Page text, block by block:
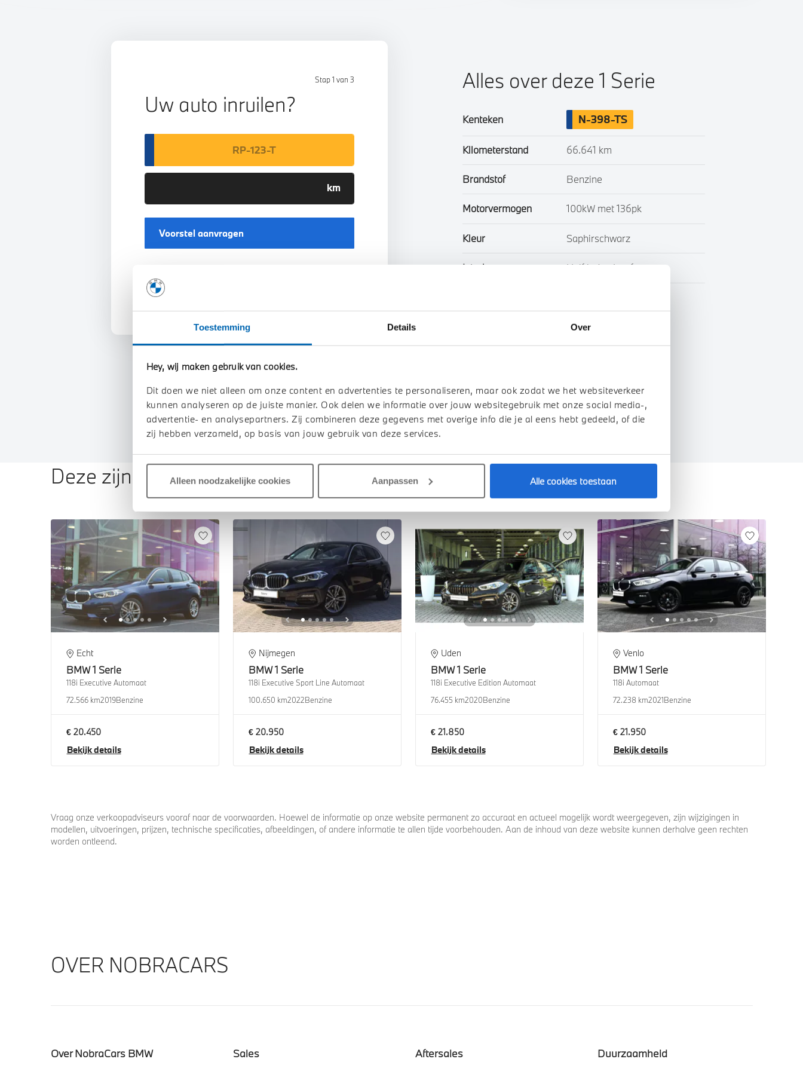
Toestemming Details Over
Hey, wij maken gebruik van cookies.
Dit doen we niet alleen om onze content en advertenties te personaliseren, maar ook zodat we het websiteverkeer
kunnen analyseren op de juiste manier. Ook delen we informatie over jouw websitegebruik met onze social media-,
advertentie- en analysepartners. Zij combineren deze gegevens met overige info die je al eens hebt gedeeld, of die
zij hebben verzameld, op basis van jouw gebruik van deze services.
Alleen noodzakelijke cookies Aanpassen Alle cookies toestaan
Stap 1 van 3
Uw auto inruilen?
Voorstel aanvragen
U vertelt meer over uw auto
We verrekenen de waarde van uw auto
Alles over deze 1 Serie
Kenteken N-398-TS
Kilometerstand 66.641 km
Brandstof Benzine
Motorvermogen 100kW met 136pk
Kleur Saphirschwarz
Interieur Half leder / stof
Toon alle eigenschappen
Deze zijn vergelijkbaar
Echt
BMW 1 Serie
118i Executive Automaat
72.566 km2019Benzine
€ 20.450
Bekijk details
Nijmegen
BMW 1 Serie
118i Executive Sport Line Automaat
100.650 km2022Benzine
€ 20.950
Bekijk details
Uden
BMW 1 Serie
118i Executive Edition Automaat
76.455 km2020Benzine
€ 21.850
Bekijk details
Venlo
BMW 1 Serie
118i Automaat
72.238 km2021Benzine
€ 21.950
Bekijk details
Vraag onze verkoopadviseurs vooraf naar de voorwaarden. Hoewel de informatie op onze website permanent zo accuraat en actueel mogelijk wordt weergegeven, zijn wijzigingen in
modellen, uitvoeringen, prijzen, technische specificaties, afbeeldingen, of andere informatie te allen tijde voorbehouden. Aan de inhoud van deze website kunnen derhalve geen rechten
worden ontleend.
OVER NOBRACARS
Over NobraCars BMW Sales Aftersales Duurzaamheid